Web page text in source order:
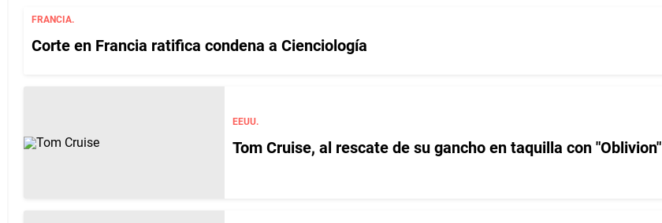
FRANCIA.
Corte en Francia ratifica condena a Cienciología
EEUU.
Tom Cruise, al rescate de su gancho en taquilla con "Oblivion"